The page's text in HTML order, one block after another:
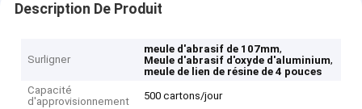
Description De Produit
Surligner
meule d'abrasif de 107mm,
Meule d'abrasif d'oxyde d'aluminium,
meule de lien de résine de 4 pouces
Capacité
d'approvisionnement
500 cartons/jour